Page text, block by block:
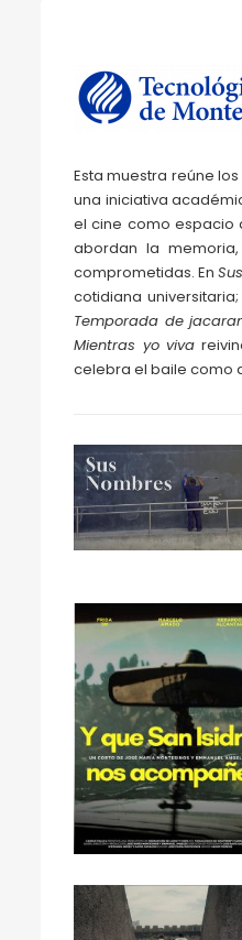
Esta muestra reúne
una iniciativa
el cine como espacio
abordan la
comprometidas. En
cotidiana universitaria;
Temporada de
Mientras yo viva
celebra el baile como